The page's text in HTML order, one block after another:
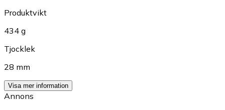
Produktvikt
434 g
Tjocklek
28 mm
Visa mer information
Annons